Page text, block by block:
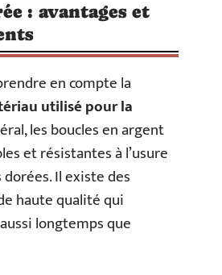
: avantages et
en compte la
utilisé pour la
les boucles en argent
et résistantes à l’usure
Il existe des
haute qualité qui
longtemps que